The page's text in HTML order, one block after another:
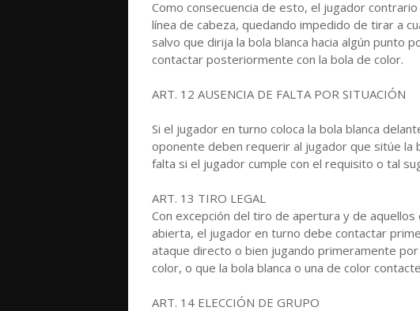
Como consecuencia de esto, el jugador
línea de cabeza, quedando impedido de tirar a
salvo que dirija la bola blanca hacia algún punto
contactar posteriormente con la bola de color.
ART. 12 AUSENCIA DE FALTA POR SITUACIÓN
Si el jugador en turno coloca la bola blanca
oponente deben requerir al jugador que sitúe la
falta si el jugador cumple con el requisito o tal
ART. 13 TIRO LEGAL
Con excepción del tiro de apertura y de
abierta, el jugador en turno debe contactar
ataque directo o bien jugando primeramente
color, o que la bola blanca o una de color
ART. 14 ELECCIÓN DE GRUPO